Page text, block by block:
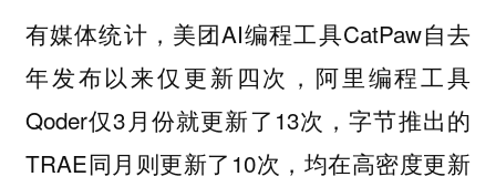
有媒体统计，美团AI编程工具CatPaw自去
年发布以来仅更新四次，阿里编程工具
Qoder仅3月份就更新了13次，字节推出的
TRAE同月则更新了10次，均在高密度更新